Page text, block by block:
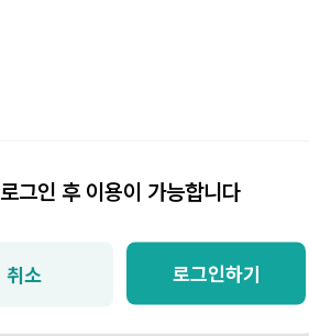
로그인 후 이용이 가능합니다
취소 로그인하기